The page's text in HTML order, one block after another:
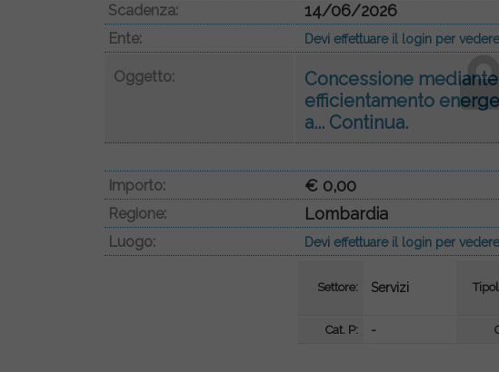
Scadenza: 14/06/2026
Ente: Devi effettuare il login per
Oggetto:
Concessione
efficientamento
a... Continua.
Importo: € 0,00
Regione: Lombardia
Luogo: Devi effettuare il login per
Settore: Servizi
Cat. P: -